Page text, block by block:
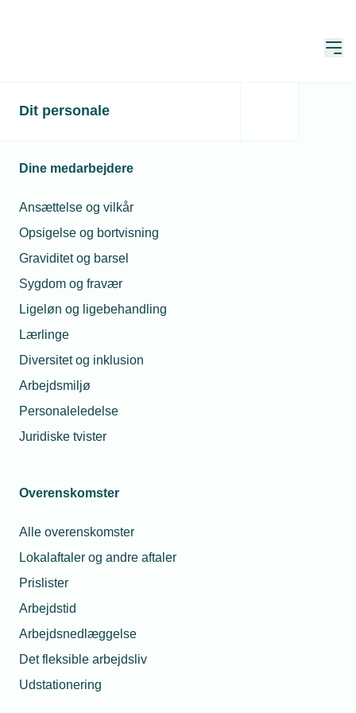
Dit personale
Dine medarbejdere
Ansættelse og vilkår
Opsigelse og bortvisning
Graviditet og barsel
Sygdom og fravær
Ligeløn og ligebehandling
Lærlinge
Diversitet og inklusion
Arbejdsmiljø
Personaleledelse
Juridiske tvister
Overenskomster
Alle overenskomster
Lokalaftaler og andre aftaler
Prislister
Arbejdstid
Arbejdsnedlæggelse
Det fleksible arbejdsliv
Udstationering
Dokumentation for
adfærd?
Spørgeboks
Spørgsmål besvaret af:
rådgiver
af vores medarbejder: Svenden var i
forbindelse med vvs-arbejde ifølge
kunden gået ind på et badeværelse,
hvor en person fra husstanden var i
brusebad. Vores medarbejder
benægter alle forhold for krænkende
adfærd. Hvad skal vi gøre nu?